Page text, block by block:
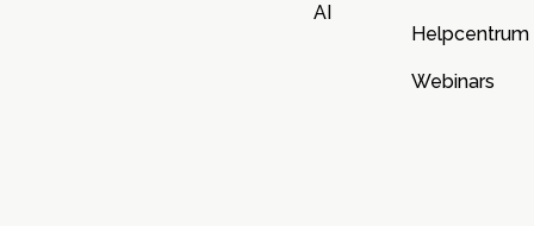
AI
Helpcentrum
Webinars